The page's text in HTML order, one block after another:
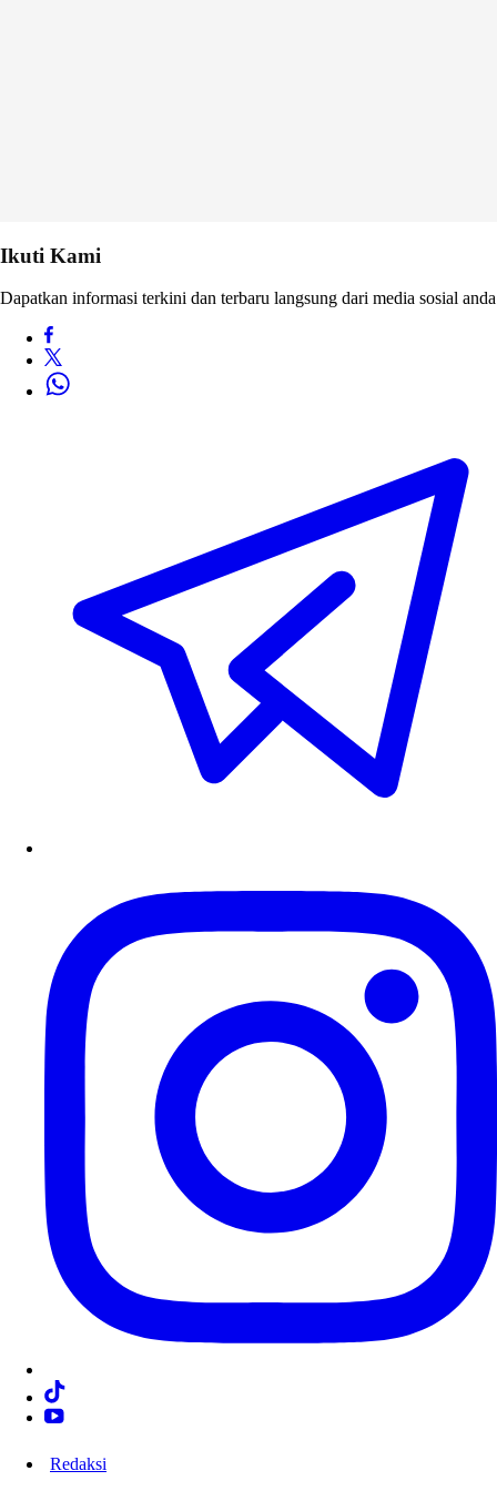
Ikuti Kami
Dapatkan informasi terkini dan terbaru langsung dari media sosial anda
Redaksi